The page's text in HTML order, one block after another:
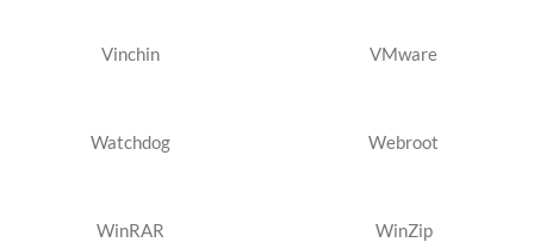
Vinchin VMware
Watchdog Webroot
WinRAR WinZip